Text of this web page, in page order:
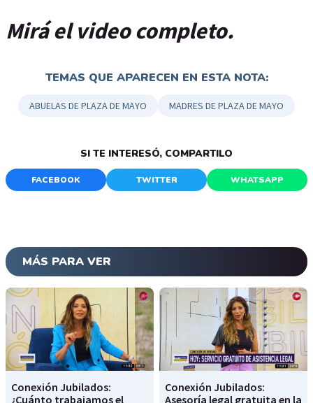
Mirá el video completo.
TEMAS QUE APARECEN EN ESTA NOTA:
ABUELAS DE PLAZA DE MAYO MADRES DE PLAZA DE MAYO
SI TE INTERESÓ, COMPARTILO
FACEBOOK TWITTER WHATSAPP
MÁS PARA VER
Conexión Jubilados:
¿Cuánto trabajamos el
Conexión Jubilados:
Asesoría legal gratuita en la